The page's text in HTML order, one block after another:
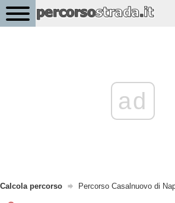
ad
Calcola percorso Percorso Casalnuovo di